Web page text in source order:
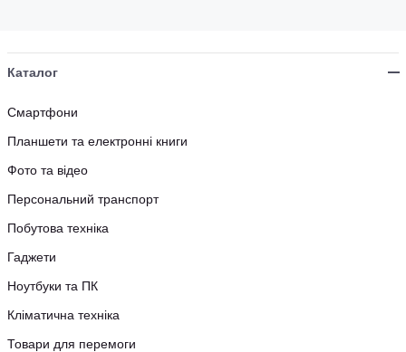
Каталог
Смартфони
Планшети та електронні книги
Фото та відео
Персональний транспорт
Побутова техніка
Гаджети
Ноутбуки та ПК
Кліматична техніка
Товари для перемоги